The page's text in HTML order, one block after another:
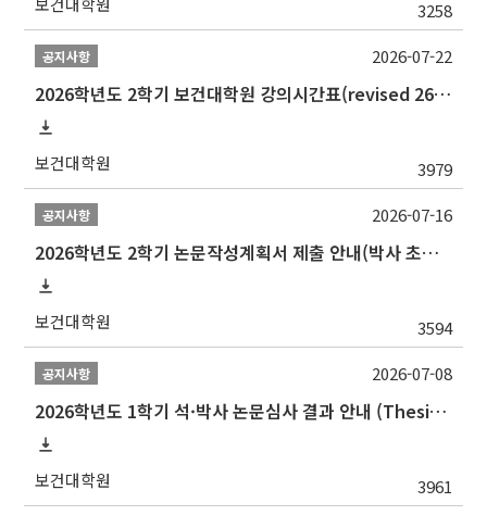
3258
공지사항
2026학년도 2학기 보건대학원 강의시간표(revised 260803)(2026 2nd SEMESTER SNU GSPH TIMETABLE)
보건대학원 3979
2026-07-22
공지사항
2026학년도 2학기 논문작성계획서 제출 안내(박사 초심 일정 포함)_Thesis Proposal
보건대학원 3594
2026-07-16
공지사항
2026학년도 1학기 석·박사 논문심사 결과 안내 (Thesis Defense Result)
보건대학원 3961
2026-07-08